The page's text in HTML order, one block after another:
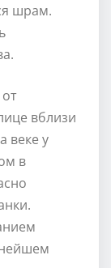
шрам.
вблизи
веке у
в